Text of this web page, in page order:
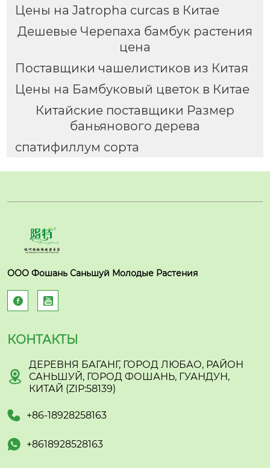
Цены на Jatropha curcas в Китае
Дешевые Черепаха бамбук растения
цена
Поставщики чашелистиков из Китая
Цены на Бамбуковый цветок в Китае
Китайские поставщики Размер
баньянового дерева
спатифиллум сорта
ООО Фошань Саньшуй Молодые Растения
 
КОНТАКТЫ

ДЕРЕВНЯ БАГАНГ, ГОРОД ЛЮБАО, РАЙОН
САНЬШУЙ, ГОРОД ФОШАНЬ, ГУАНДУН,
КИТАЙ (ZIP:58139)
 +86-18928258163
 +8618928528163